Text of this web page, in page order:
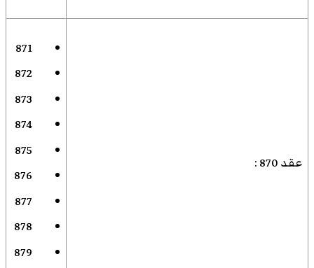
عقد 870 :
871
872
873
874
875
876
877
878
879